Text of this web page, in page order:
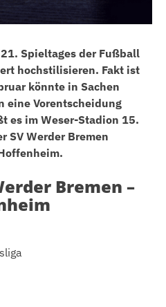
Spieltages der Fußball
hochstilisieren. Fakt ist
könnte in Sachen
eine Vorentscheidung
es im Weser-Stadion 15.
SV Werder Bremen
Bremen –